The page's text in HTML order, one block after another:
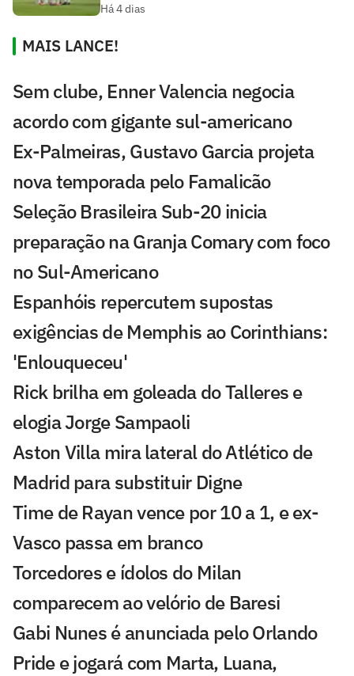
Há 4 dias
MAIS LANCE!
Sem clube, Enner Valencia negocia
acordo com gigante sul-americano
Ex-Palmeiras, Gustavo Garcia projeta
nova temporada pelo Famalicão
Seleção Brasileira Sub-20 inicia
preparação na Granja Comary com foco
no Sul-Americano
Espanhóis repercutem supostas
exigências de Memphis ao Corinthians:
'Enlouqueceu'
Rick brilha em goleada do Talleres e
elogia Jorge Sampaoli
Aston Villa mira lateral do Atlético de
Madrid para substituir Digne
Time de Rayan vence por 10 a 1, e ex-
Vasco passa em branco
Torcedores e ídolos do Milan
comparecem ao velório de Baresi
Gabi Nunes é anunciada pelo Orlando
Pride e jogará com Marta, Luana,